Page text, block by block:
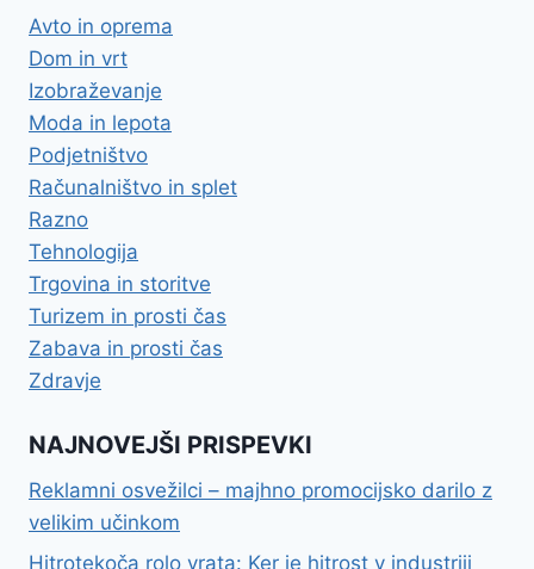
Avto in oprema
Dom in vrt
Izobraževanje
Moda in lepota
Podjetništvo
Računalništvo in splet
Razno
Tehnologija
Trgovina in storitve
Turizem in prosti čas
Zabava in prosti čas
Zdravje
NAJNOVEJŠI PRISPEVKI
Reklamni osvežilci – majhno promocijsko darilo z
velikim učinkom
Hitrotekoča rolo vrata: Ker je hitrost v industriji